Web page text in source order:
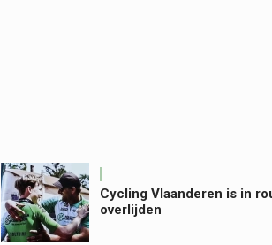
Cycling Vlaanderen is in
overlijden